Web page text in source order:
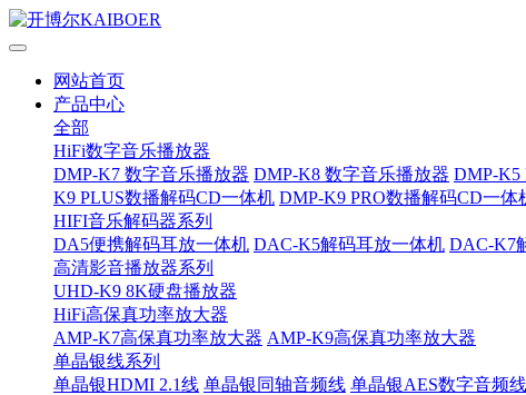
网站首页
产品中心
全部
HiFi数字音乐播放器
DMP-K7 数字音乐播放器 DMP-K8 数字音乐播放器 DMP-K5
K9 PLUS数播解码CD一体机 DMP-K9 PRO数播解码CD一体
HIFI音乐解码器系列
DA5便携解码耳放一体机 DAC-K5解码耳放一体机 DAC-K7
高清影音播放器系列
UHD-K9 8K硬盘播放器
HiFi高保真功率放大器
AMP-K7高保真功率放大器 AMP-K9高保真功率放大器
单晶银线系列
单晶银HDMI 2.1线 单晶银同轴音频线 单晶银AES数字音频线